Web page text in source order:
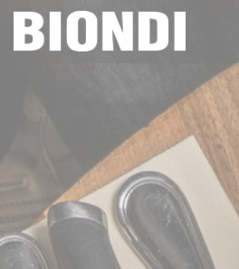
Personalización de sus opciones de cookies